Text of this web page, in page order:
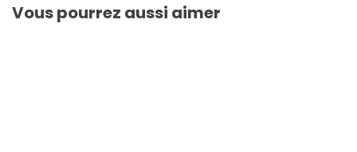
Vous pourrez aussi aimer